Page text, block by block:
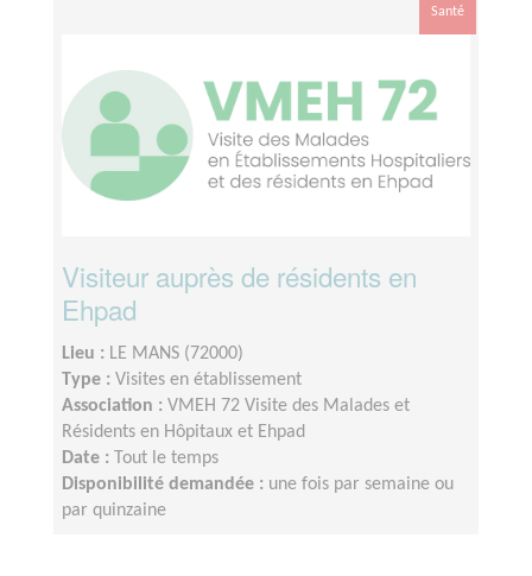
Santé
Visiteur auprès de résidents en
Ehpad
Lieu : LE MANS (72000)
Type : Visites en établissement
Association : VMEH 72 Visite des Malades et
Résidents en Hôpitaux et Ehpad
Date :
Tout le temps
Disponibilité demandée : une fois par semaine ou
par quinzaine